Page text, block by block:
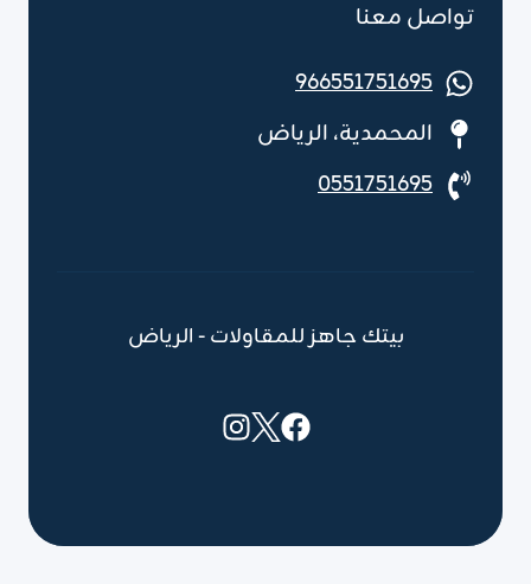
تواصل معنا
966551751695
المحمدية، الرياض
0551751695
بيتك جاهز للمقاولات - الرياض